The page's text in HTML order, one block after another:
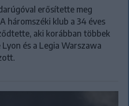
erősítette meg
háromszéki klub a 34 éves
aki korábban többek
és a Legia Warszawa